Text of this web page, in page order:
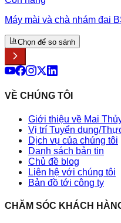
Máy mài và chà nhám đai
Chọn để so sánh
VỀ CHÚNG TÔI
Giới thiệu về Mai
Vị trí Tuyển dụng/
Dịch vụ của chúng tôi
Danh sách bản tin
Chủ đề blog
Liên hệ với chúng tôi
Bản đồ tới công ty
CHĂM SÓC KHÁCH